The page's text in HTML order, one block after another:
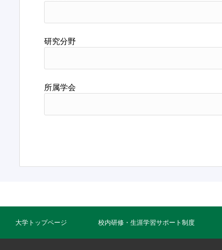
研究分野
所属学会
大学トップページ 校内研修・生涯学習サポート制度